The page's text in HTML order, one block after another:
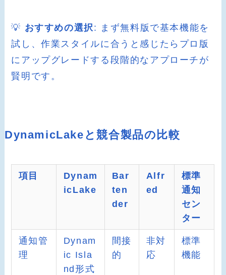
💡 おすすめの選択: まず無料版で基本機能を
試し、作業スタイルに合うと感じたらプロ版
にアップグレードする段階的なアプローチが
賢明です。
DynamicLakeと競合製品の比較
項目
Dynam
icLake
Bar
ten
der
Alfr
ed
標準
通知
セン
ター
通知管
理
Dynam
ic Isla
nd形式
間接
的
非対
応
標準
機能